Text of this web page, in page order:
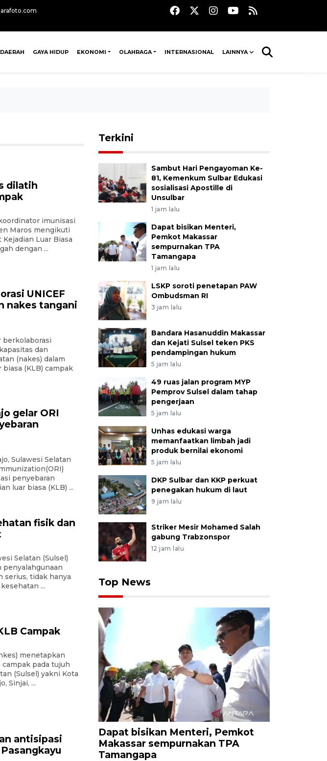
GAYA HIDUP EKONOMI OLAHRAGA INTERNASIONAL LAINNYA
dilatih
imunisasi
Maros mengikuti
Luar Biasa
dengan ...
UNICEF
nakes tangani
berkolaborasi
dan
(nakes) dalam
(KLB) campak
gelar ORI
Sulawesi Selatan
penyebaran
luar biasa (KLB) ...
fisik dan
Selatan (Sulsel)
penyalahgunaan
serius, tidak hanya
...
Campak
menetapkan
campak pada tujuh
(Sulsel) yakni Kota
Sinjai, ...
antisipasi
Terkini
Sambut Hari Pengayoman Ke-
81, Kemenkum Sulbar Edukasi
sosialisasi Apostille di
Unsulbar
1 jam lalu
Dapat bisikan Menteri,
Pemkot Makassar
sempurnakan TPA
Tamangapa
1 jam lalu
LSKP soroti penetapan PAW
Ombudsman RI
3 jam lalu
Bandara Hasanuddin Makassar
dan Kejati Sulsel teken PKS
pendampingan hukum
5 jam lalu
49 ruas jalan program MYP
Pemprov Sulsel dalam tahap
pengerjaan
5 jam lalu
Unhas edukasi warga
memanfaatkan limbah jadi
produk bernilai ekonomi
5 jam lalu
DKP Sulbar dan KKP perkuat
penegakan hukum di laut
9 jam lalu
Striker Mesir Mohamed Salah
gabung Trabzonspor
12 jam lalu
Top News
Dapat bisikan Menteri, Pemkot
Makassar sempurnakan TPA
Tamangapa